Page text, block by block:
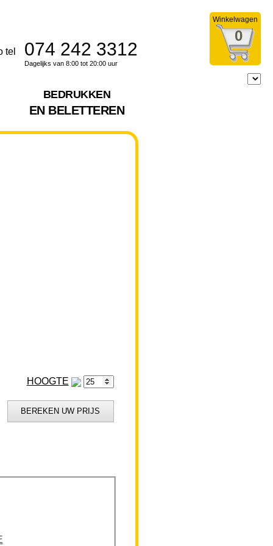
Winkelwagen
0
074 242 3312
Dagelijks van 8:00 tot 20:00 uur
BEDRUKKEN
EN BELETTEREN
HOOGTE